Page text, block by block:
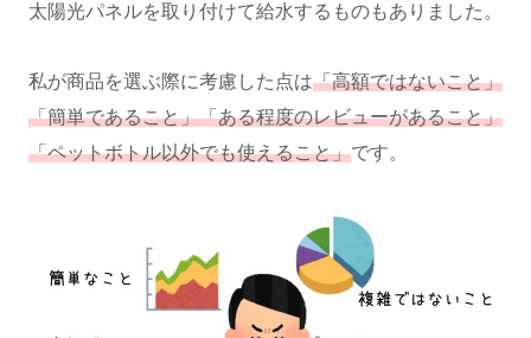
太陽光パネルを取り付けて給水するものもありました。
私が商品を選ぶ際に考慮した点は「高額ではないこと」
「簡単であること」「ある程度のレビューがあること」
「ペットボトル以外でも使えること」です。